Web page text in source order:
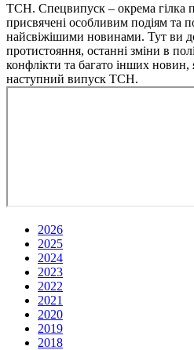
ТСН. Спецвипуск – окрема гілка
присвячені особливим подіям та
найсвіжішими новинами. Тут ви
протистояння, останні зміни в
конфлікти та багато інших новин,
наступний випуск ТСН.
2026
2025
2024
2023
2022
2021
2020
2019
2018